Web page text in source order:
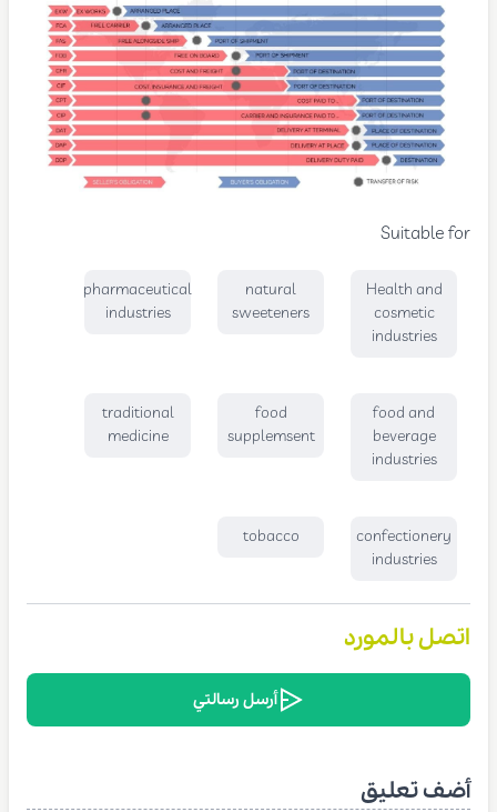
Suitable for
Health and
cosmetic
industries
natural
sweeteners
pharmaceutical
industries
food and
beverage
industries
food
supplemsent
traditional
medicine
confectionery
industries
tobacco
اتصل بالمورد
أرسل رسالتي
أضف تعليق